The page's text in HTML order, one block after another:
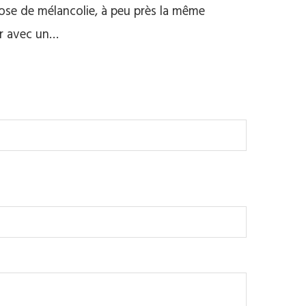
de mélancolie, à peu près la même
avec un…